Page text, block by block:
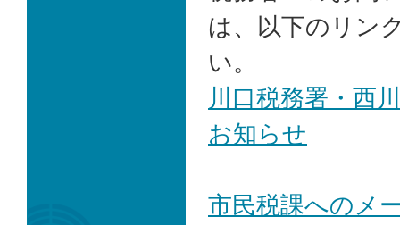
は、以下のリン
い。
川口税務署・西
お知らせ
市民税課へのメ